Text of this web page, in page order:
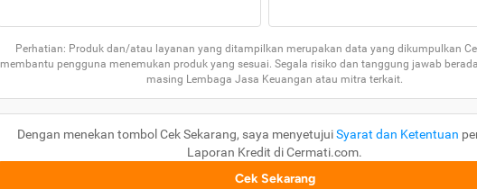
Perhatian: Produk dan/atau layanan yang ditampilkan merupakan data yang dikumpulkan
membantu pengguna menemukan produk yang sesuai. Segala risiko dan tanggung jawab
masing Lembaga Jasa Keuangan atau mitra terkait.
Dengan menekan tombol Cek Sekarang, saya menyetujuiSyarat dan Ketentuan
Laporan Kredit di Cermati.com.
Cek Sekarang